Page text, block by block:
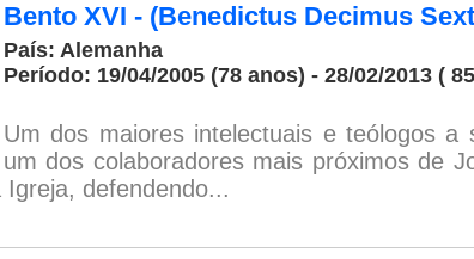
Bento XVI - (Benedictus Decimus
País: Alemanha
Período: 19/04/2005 (78 anos) - 28/02/2013 (
Um dos maiores intelectuais e teólogos
um dos colaboradores mais próximos de
defendendo...